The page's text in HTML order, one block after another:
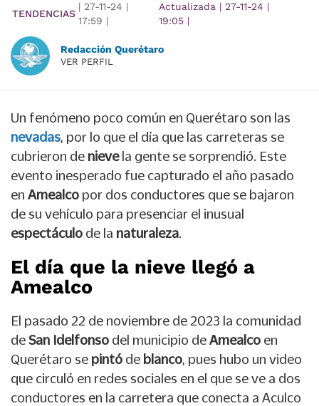
TENDENCIAS
| 27-11-24 |
17:59 |
Actualizada | 27-11-24 |
19:05 |
Redacción Querétaro
VER PERFIL
Un fenómeno poco común en Querétaro son las
nevadas, por lo que el día que las carreteras se
cubrieron de nievela gente se sorprendió. Este
evento inesperado fue capturado el año pasado
en Amealco por dos conductores que se bajaron
de su vehículo para presenciar el inusual
espectáculo de la naturaleza.
El día que la nieve llegó a
Amealco
El pasado 22 de noviembre de 2023 la comunidad
de San Idelfonso del municipio de Amealco en
Querétaro se pintó de blanco, pues hubo un video
que circuló en redes sociales en el que se ve a dos
conductores en la carretera que conecta a Aculco